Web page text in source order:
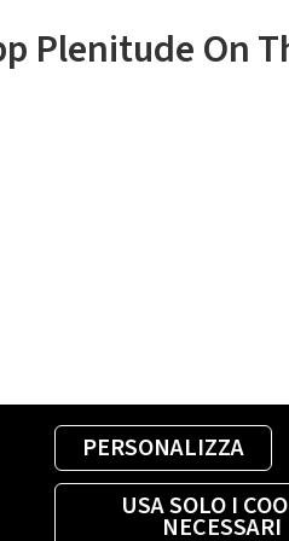
PERSONALIZZA
USA SOLO I
NECESSARI
Plenitude On